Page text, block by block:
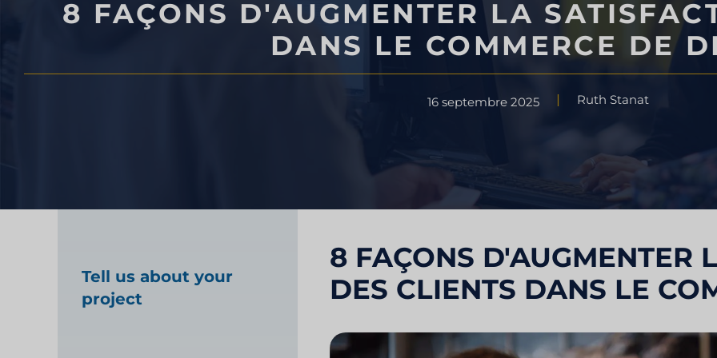
Test de produit alimentaire
Études de marché dans le domaine
Test de goût
Recherche d'évaluation du
Étude de marché sur les
8 FAÇONS D'AUGMENTER LA
DANS LE COMMERCE DE
16 septembre 2025 Ruth Stanat
8 FAÇONS D'AUGMENTER
DES CLIENTS DANS LE
Tell us about your
project